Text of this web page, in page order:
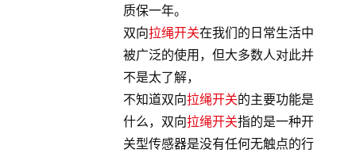
质保一年。
双向拉绳开关在我们的日常生活中
被广泛的使用，但大多数人对此并
不是太了解，
不知道双向拉绳开关的主要功能是
什么，双向拉绳开关指的是一种开
关型传感器是没有任何无触点的行